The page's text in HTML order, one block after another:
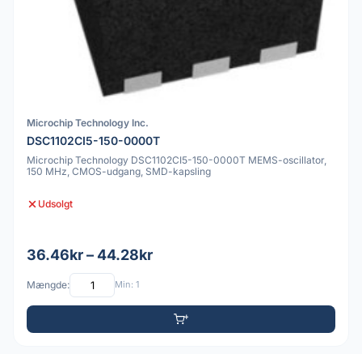
Microchip Technology Inc.
DSC1102CI5-150-0000T
Microchip Technology DSC1102CI5-150-0000T MEMS-oscillator,
150 MHz, CMOS-udgang, SMD-kapsling
Udsolgt
36.46kr – 44.28kr
Mængde: Min: 1